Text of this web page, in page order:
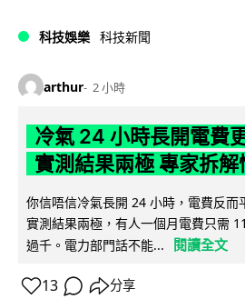
科技娛樂 科技新聞
arthur 2 小時
冷氣 24 小時長開電費
實測結果兩極 專家拆解
你信唔信冷氣長開 24 小時，電費反而
實測結果兩極，有人一個月電費只需
過千。電力部門話不能...
閱讀全文
13 分享